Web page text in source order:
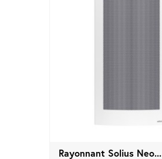
Rayonnant Solius Neo...